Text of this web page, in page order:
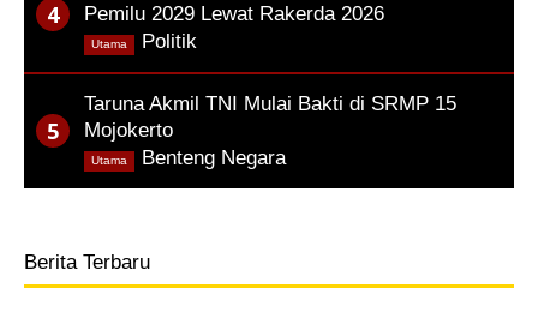
Pemilu 2029 Lewat Rakerda 2026
Politik
Utama
Taruna Akmil TNI Mulai Bakti di SRMP 15
Mojokerto
Benteng Negara
Utama
Berita Terbaru